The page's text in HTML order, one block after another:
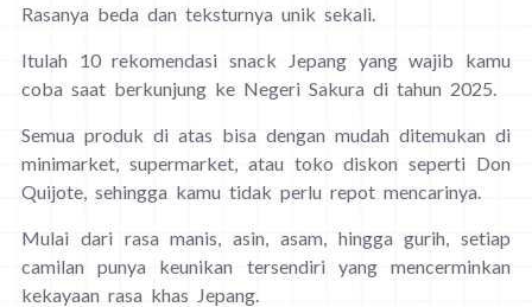
Rasanya beda dan teksturnya unik sekali.
Itulah 10 rekomendasi snack Jepang yang wajib kamu
coba saat berkunjung ke Negeri Sakura di tahun 2025.
Semua produk di atas bisa dengan mudah ditemukan di
minimarket, supermarket, atau toko diskon seperti Don
Quijote, sehingga kamu tidak perlu repot mencarinya.
Mulai dari rasa manis, asin, asam, hingga gurih, setiap
camilan punya keunikan tersendiri yang mencerminkan
kekayaan rasa khas Jepang.